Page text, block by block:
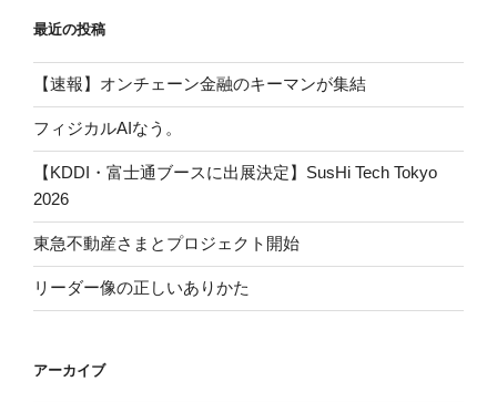
最近の投稿
【速報】オンチェーン金融のキーマンが集結
フィジカルAIなう。
【KDDI・富士通ブースに出展決定】SusHi Tech Tokyo
2026
東急不動産さまとプロジェクト開始
リーダー像の正しいありかた
アーカイブ